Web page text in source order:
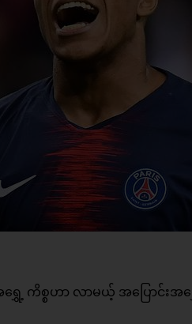
ရွှေ့ ကိစ္စဟာ လာမယ့် အပြော